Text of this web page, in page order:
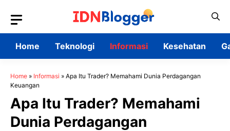
content
Home
Teknologi Informasi Kesehatan
Home » Informasi » Apa Itu Trader? Memahami Dunia Perdagangan
Keuangan
Apa Itu Trader? Memahami
Dunia Perdagangan